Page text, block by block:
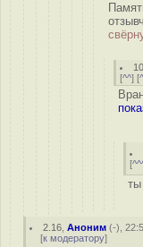
[^^] [
[
2.16 ,Аноним (-),
[к модератору]